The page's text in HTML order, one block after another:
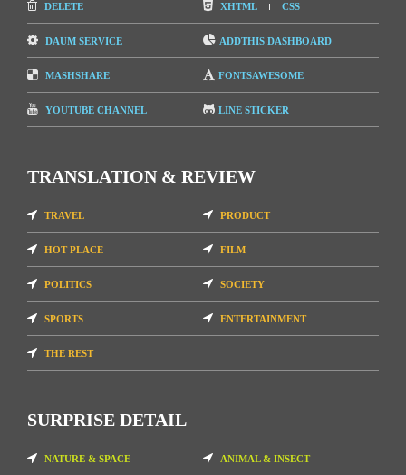
DELETE XHTML CSS
DAUM SERVICE ADDTHIS DASHBOARD
MASHSHARE FONTSAWESOME
YOUTUBE CHANNEL LINE STICKER
TRANSLATION & REVIEW
TRAVEL PRODUCT
HOT PLACE FILM
POLITICS SOCIETY
SPORTS ENTERTAINMENT
THE REST
SURPRISE DETAIL
NATURE & SPACE ANIMAL & INSECT